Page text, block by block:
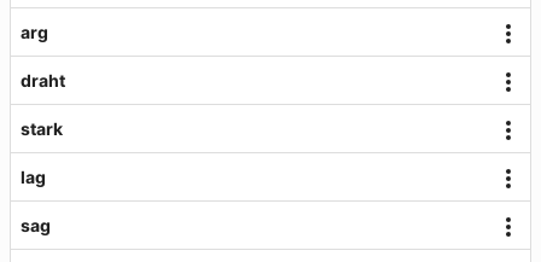
arg
draht
stark
lag
sag